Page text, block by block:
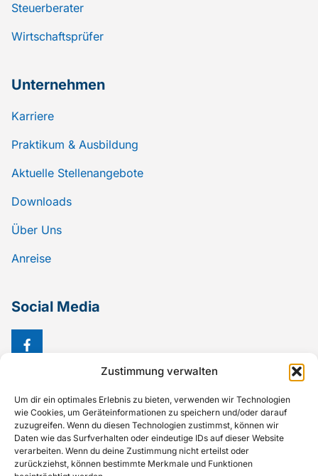
Zustimmung verwalten
Um dir ein optimales Erlebnis zu bieten, verwenden wir Technologien
wie Cookies, um Geräteinformationen zu speichern und/oder darauf
zuzugreifen. Wenn du diesen Technologien zustimmst, können wir
Daten wie das Surfverhalten oder eindeutige IDs auf dieser Website
verarbeiten. Wenn du deine Zustimmung nicht erteilst oder
zurückziehst, können bestimmte Merkmale und Funktionen
Steuerberater
Wirtschaftsprüfer
Unternehmen
Karriere
Praktikum & Ausbildung
Aktuelle Stellenangebote
Downloads
Über Uns
Anreise
Social Media
© 2026